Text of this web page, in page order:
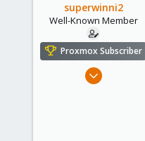
e
r
e
superwinni2
Well-Known Member
Proxmox Subscriber
Oct 21, 2019